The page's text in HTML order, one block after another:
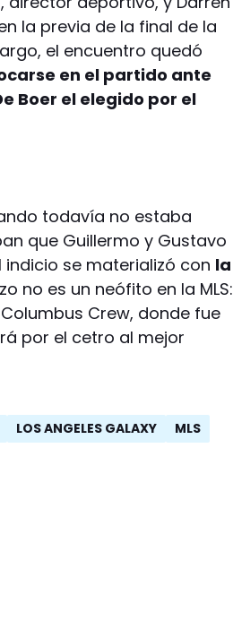
la previa de la final de la
el encuentro quedó
en el partido ante
Boer el elegido por el
todavía no estaba
que Guillermo y Gustavo
se materializó con la
no es un neófito en la MLS:
Crew, donde fue
por el cetro al mejor
LOS ANGELES GALAXY MLS